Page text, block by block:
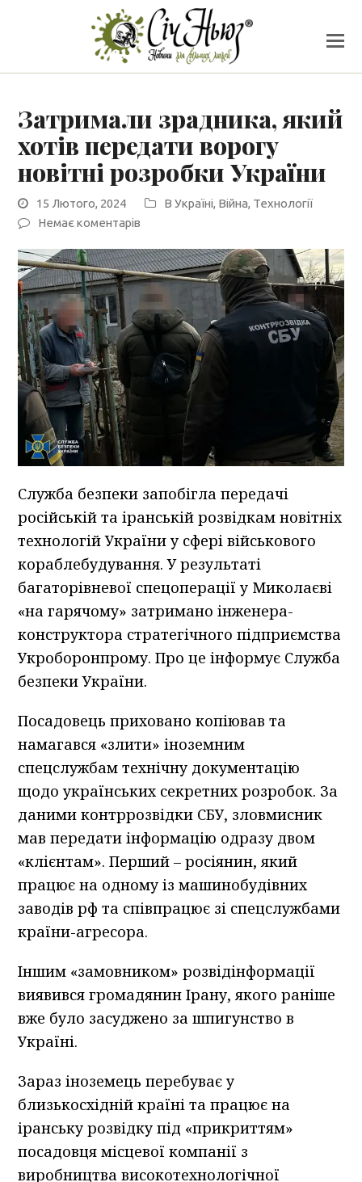
Затримали зрадника, який
хотів передати ворогу
новітні розробки України
15 Лютого, 2024 В Україні, Війна, Технології
Немає коментарів
Служба безпеки запобігла передачі
російській та іранській розвідкам новітніх
технологій України у сфері військового
кораблебудування. У результаті
багаторівневої спецоперації у Миколаєві
«на гарячому» затримано інженера-
конструктора стратегічного підприємства
Укроборонпрому. Про це інформує Служба
безпеки України.
Посадовець приховано копіював та
намагався «злити» іноземним
спецслужбам технічну документацію
щодо українських секретних розробок. За
даними контррозвідки СБУ, зловмисник
мав передати інформацію одразу двом
«клієнтам». Перший – росіянин, який
працює на одному із машинобудівних
заводів рф та співпрацює зі спецслужбами
країни-агресора.
Іншим «замовником» розвідінформації
виявився громадянин Ірану, якого раніше
вже було засуджено за шпигунство в
Україні.
Зараз іноземець перебуває у
близькосхідній країні та працює на
іранську розвідку під «прикриттям»
посадовця місцевої компанії з
виробництва високотехнологічної